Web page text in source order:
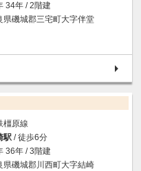
34年 / 2階建
県磯城郡三宅町大字伴堂
橿原線
駅 / 徒歩6分
36年 / 3階建
県磯城郡川西町大字結崎